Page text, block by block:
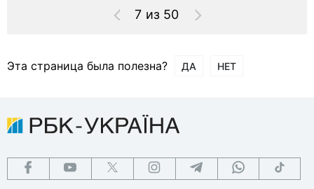
7 из 50
Эта страница была полезна? ДА НЕТ